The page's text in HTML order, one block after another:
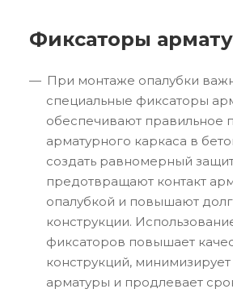
Фиксаторы
При монтаже опалубки
специальные фиксаторы
обеспечивают правильное
арматурного каркаса в
создать равномерный
предотвращают контакт
опалубкой и повышают
конструкции.
фиксаторов повышает
конструкций,
арматуры и продлевает